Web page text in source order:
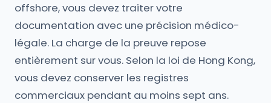
offshore, vous devez traiter votre
documentation avec une précision médico-
légale. La charge de la preuve repose
entièrement sur vous. Selon la loi de Hong Kong,
vous devez conserver les registres
commerciaux pendant au moins sept ans.